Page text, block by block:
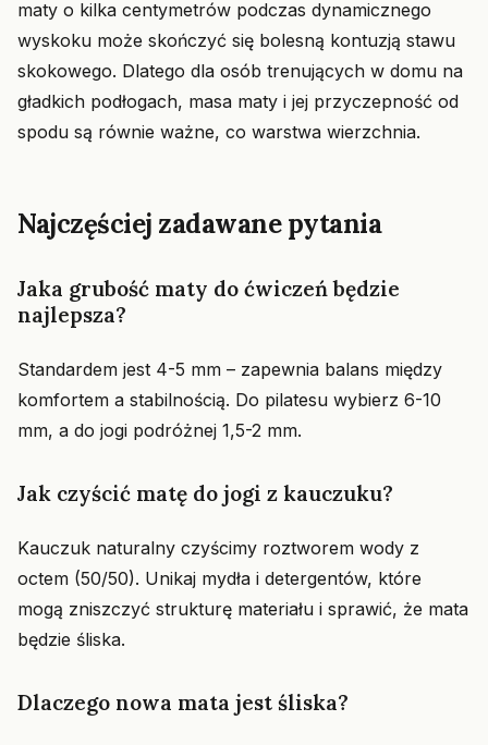
maty o kilka centymetrów podczas dynamicznego
wyskoku może skończyć się bolesną kontuzją stawu
skokowego. Dlatego dla osób trenujących w domu na
gładkich podłogach, masa maty i jej przyczepność od
spodu są równie ważne, co warstwa wierzchnia.
Najczęściej zadawane pytania
Jaka grubość maty do ćwiczeń będzie
najlepsza?
Standardem jest 4-5 mm – zapewnia balans między
komfortem a stabilnością. Do pilatesu wybierz 6-10
mm, a do jogi podróżnej 1,5-2 mm.
Jak czyścić matę do jogi z kauczuku?
Kauczuk naturalny czyścimy roztworem wody z
octem (50/50). Unikaj mydła i detergentów, które
mogą zniszczyć strukturę materiału i sprawić, że mata
będzie śliska.
Dlaczego nowa mata jest śliska?